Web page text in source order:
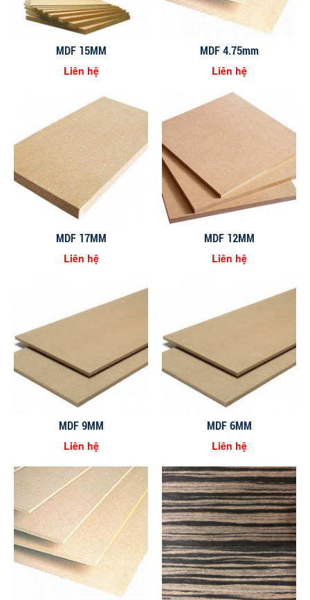
MDF 15MM
Liên hệ
MDF 4.75mm
Liên hệ
MDF 17MM
Liên hệ
MDF 12MM
Liên hệ
MDF 9MM
Liên hệ
MDF 6MM
Liên hệ